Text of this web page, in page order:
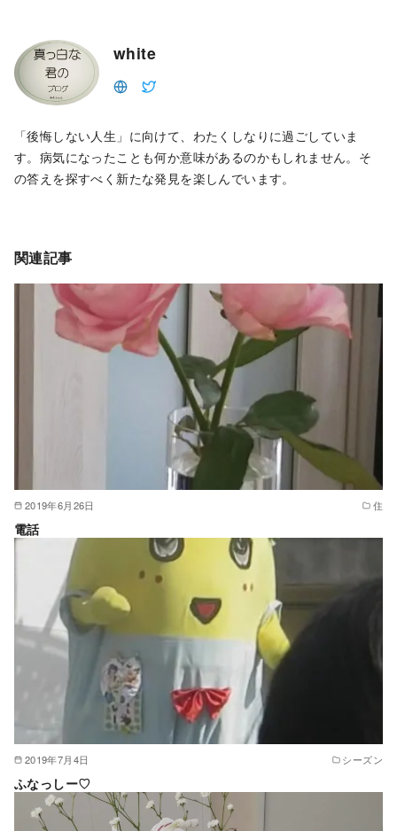
white
「後悔しない人生」に向けて、わたくしなりに過ごしていま
す。病気になったことも何か意味があるのかもしれません。そ
の答えを探すべく新たな発見を楽しんでいます。
関連記事
2019年6月26日 住
電話
2019年7月4日 シーズン
ふなっしー♡